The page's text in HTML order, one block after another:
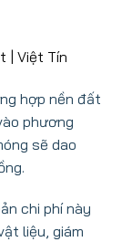
hợp nền đất
phương
sẽ dao
chi phí này
liệu, giám